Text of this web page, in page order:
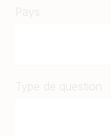
Pays
Type de question